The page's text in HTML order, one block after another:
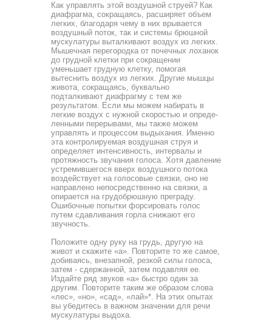
Как управлять этой воздушной струей? Как
диафрагма, сокращаясь, расширяет объем
легких, благодаря чему в них врывается
воздушный поток, так и системы брюшной
муску­латуры выталкивают воздух из легких.
Мышечная перего­родка от почечных лоханок
до грудной клетки при сокраще­нии
уменьшает грудную клетку, помогая
вытеснить воздух из легких. Другие мышцы
живота, сокращаясь, буквально
подталкивают диафрагму с тем же
результатом. Если мы мо­жем набирать в
легкие воздух с нужной скоростью и опреде­
ленными перерывами, мы также можем
управлять и процес­сом выдыхания. Именно
эта контролируемая воздушная струя и
определяет интенсивность, интервалы и
протяж­ность звучания голоса. Хотя давление
устремившегося вверх воздушного потока
воздействует на голосовые связки, оно не
направлено непосредственно на связки, а
опирается на грудобрюшную преграду.
Ошибочные попытки форсировать голос
путем сдавливания горла снижают его
звучность.
Положите одну руку на грудь, другую на
живот и скажи­те «а». Повторите то же самое,
добиваясь, внезапной, резкой силы голоса,
затем - сдержанной, затем подавляя ее.
Издай­те ряд звуков «а» быстро один за
другим. Повторите таким же образом слова
«лес», «но», «сад», «лай»*. На этих опытах
вы убедитесь в важном значении для речи
мускулатуры вы­доха.